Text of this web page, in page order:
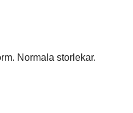
Normala storlekar.